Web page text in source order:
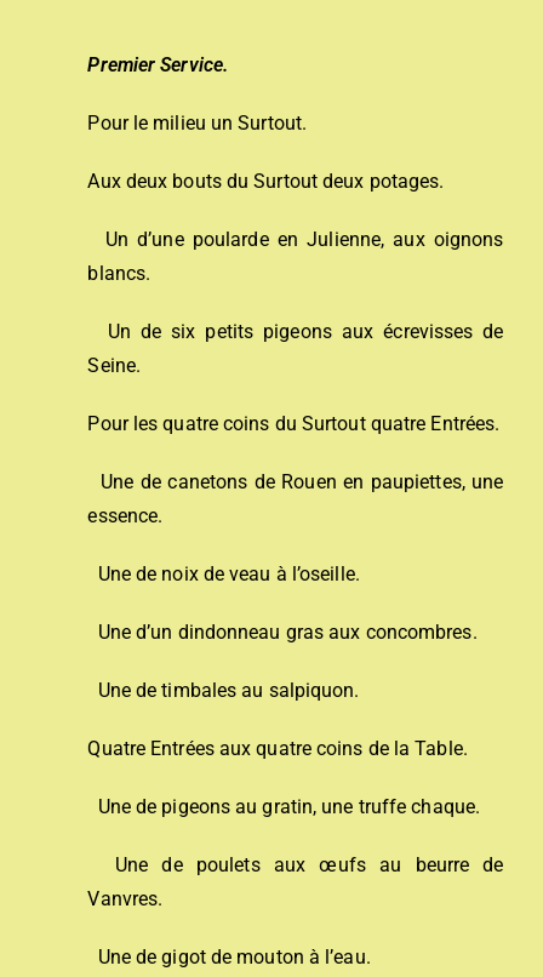
Premier Service.
Pour le milieu un Surtout.
Aux deux bouts du Surtout deux potages.
Un d’une poularde en Julienne, aux oignons
blancs.
Un de six petits pigeons aux écrevisses de
Seine.
Pour les quatre coins du Surtout quatre Entrées.
Une de canetons de Rouen en paupiettes, une
essence.
Une de noix de veau à l’oseille.
Une d’un dindonneau gras aux concombres.
Une de timbales au salpiquon.
Quatre Entrées aux quatre coins de la Table.
Une de pigeons au gratin, une truffe chaque.
Une de poulets aux œufs au beurre de
Vanvres.
Une de gigot de mouton à l’eau.